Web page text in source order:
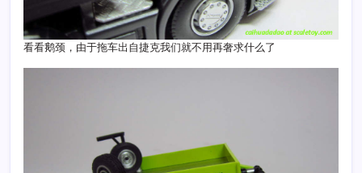
看看鹅颈，由于拖车出自捷克我们就不用再奢求什么了